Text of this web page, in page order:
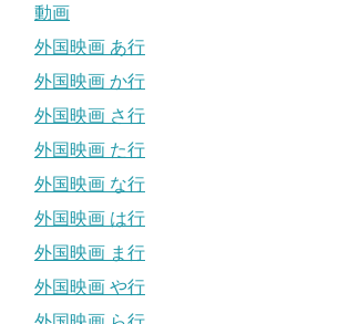
動画
外国映画 あ行
外国映画 か行
外国映画 さ行
外国映画 た行
外国映画 な行
外国映画 は行
外国映画 ま行
外国映画 や行